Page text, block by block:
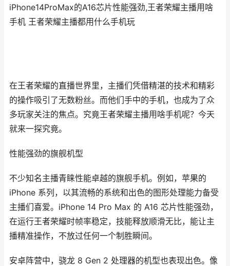
iPhone14ProMax的A16芯片性能强劲,王者荣耀主播用啥
手机 王者荣耀主播都用什么手机玩
在王者荣耀的直播世界里，主播们凭借精湛的技术和精彩
的操作吸引了无数粉丝。而他们手中的手机，也成为了众
多玩家关注的焦点。究竟王者荣耀主播用啥手机呢？今天
就来一探究竟。
性能强劲的旗舰机型
不少知名主播青睐性能卓越的旗舰手机。例如，苹果的
iPhone 系列，以其流畅的系统和出色的图形处理能力备受
主播们喜爱。iPhone 14 Pro Max 的 A16 芯片性能强劲，
在运行王者荣耀时帧率稳定，技能释放顺滑无比，能让主
播精准操作，不放过任何一个制胜瞬间。
安卓阵营中，骁龙 8 Gen 2 处理器的机型也表现出色。像